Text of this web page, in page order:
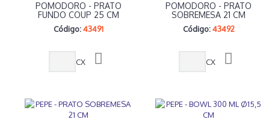
POMODORO - PRATO
FUNDO COUP 25 CM
Código:43491
CX
POMODORO - PRATO
SOBREMESA 21 CM
Código:43492
CX